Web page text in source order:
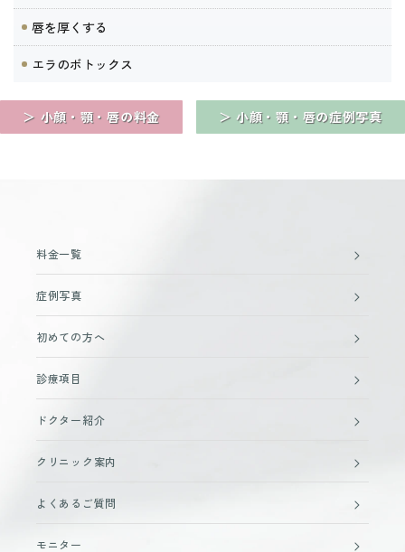
唇を厚くする
エラのボトックス
＞ 小顔・顎・唇の料金 ＞ 小顔・顎・唇の症例写真
料金一覧
症例写真
初めての方へ
診療項目
ドクター紹介
クリニック案内
よくあるご質問
モニター